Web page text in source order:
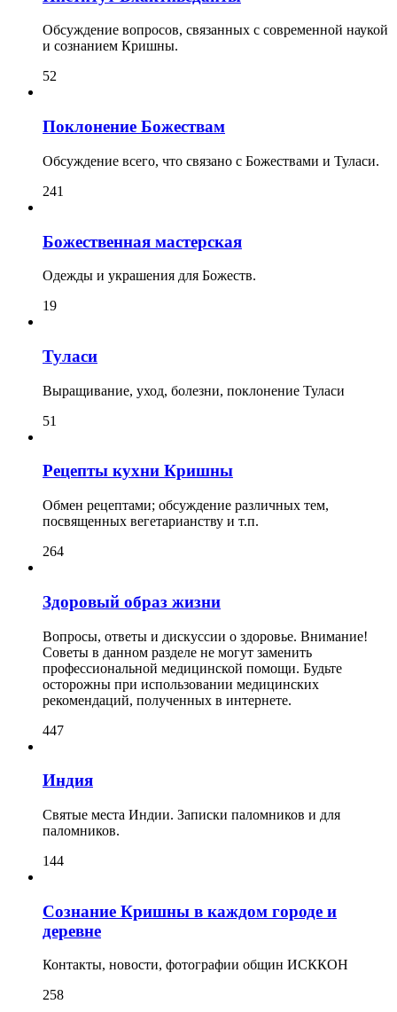
Обсуждение вопросов, связанных с современной наукой
и сознанием Кришны.
52
Поклонение Божествам
Обсуждение всего, что связано с Божествами и Туласи.
241
Божественная мастерская
Одежды и украшения для Божеств.
19
Туласи
Выращивание, уход, болезни, поклонение Туласи
51
Рецепты кухни Кришны
Обмен рецептами; обсуждение различных тем,
посвященных вегетарианству и т.п.
264
Здоровый образ жизни
Вопросы, ответы и дискуссии о здоровье. Внимание!
Советы в данном разделе не могут заменить
профессиональной медицинской помощи. Будьте
осторожны при использовании медицинских
рекомендаций, полученных в интернете.
447
Индия
Святые места Индии. Записки паломников и для
паломников.
144
Сознание Кришны в каждом городе и
деревне
Контакты, новости, фотографии общин ИСККОН
258